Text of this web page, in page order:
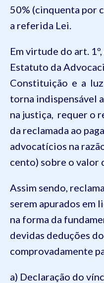
50% (cinquenta por
a referida Lei.
Em virtude do art.
Estatuto da
Constituição e a
torna indispensável
na justiça, requer o
da reclamada ao
advocatícios na
cento) sobre o valor
Assim sendo,
serem apurados em
na forma da
devidas deduções
comprovadamente
a) Declaração do